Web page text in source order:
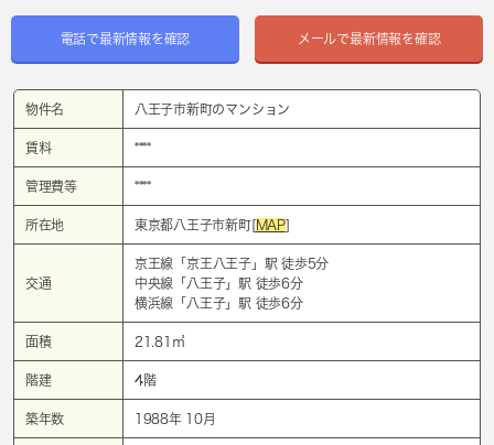
電話で最新情報を確認 メールで最新情報を確認
物件名 八王子市新町のマンション
賃料 ****
管理費等 ****
所在地 東京都八王子市新町[MAP]
交通
京王線「 京王八王子」駅 徒歩5分
中央線「 八王子」駅 徒歩6分
横浜線「 八王子」駅 徒歩6分
面積 21.81㎡
階建 4階
築年数 1988年 10月